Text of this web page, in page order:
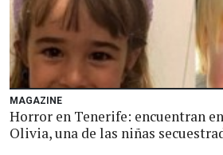
MAGAZINE
Horror en Tenerife: encuentran
Olivia, una de las niñas